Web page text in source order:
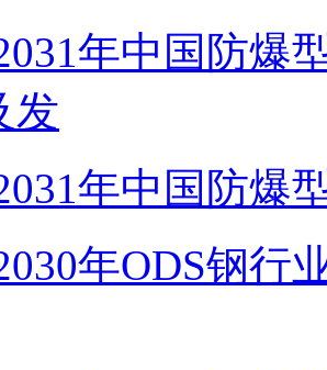
年中国防爆
发
年中国防爆
年ODS钢行